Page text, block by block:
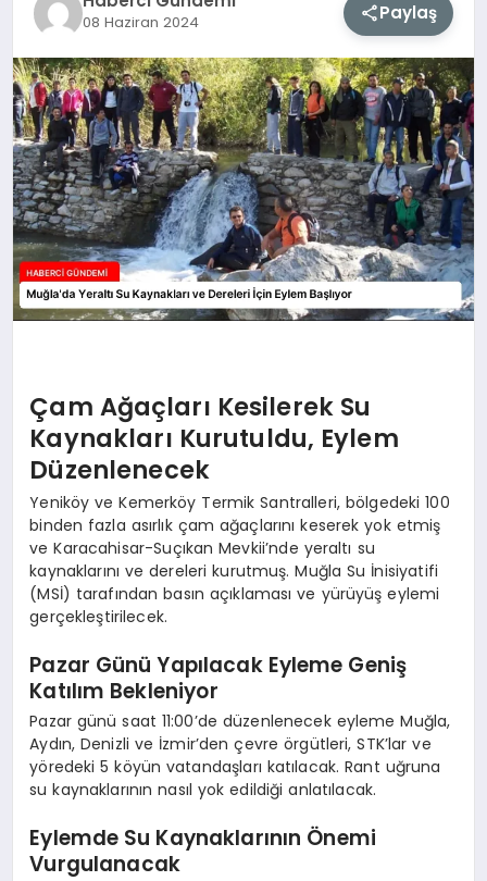
08 Haziran 2024 Paylaş
Çam Ağaçları Kesilerek Su
Kaynakları Kurutuldu, Eylem
Düzenlenecek
Yeniköy ve Kemerköy Termik Santralleri, bölgedeki 100
binden fazla asırlık çam ağaçlarını keserek yok etmiş
ve Karacahisar-Suçıkan Mevkii’nde yeraltı su
kaynaklarını ve dereleri kurutmuş. Muğla Su İnisiyatifi
(MSİ) tarafından basın açıklaması ve yürüyüş eylemi
gerçekleştirilecek.
Pazar Günü Yapılacak Eyleme Geniş
Katılım Bekleniyor
Pazar günü saat 11:00’de düzenlenecek eyleme Muğla,
Aydın, Denizli ve İzmir’den çevre örgütleri, STK’lar ve
yöredeki 5 köyün vatandaşları katılacak. Rant uğruna
su kaynaklarının nasıl yok edildiği anlatılacak.
Eylemde Su Kaynaklarının Önemi
Vurgulanacak